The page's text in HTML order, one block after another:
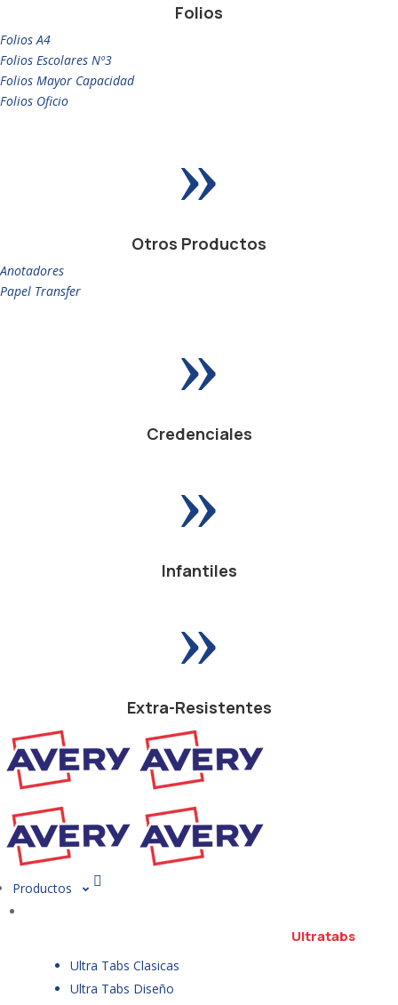
Folios
Folios A4
Folios Escolares Nº3
Folios Mayor Capacidad
Folios Oficio
»
Otros Productos
Anotadores
Papel Transfer
»
Credenciales
»
Infantiles
»
Extra-Resistentes
Productos
Ultratabs
Ultra Tabs Clasicas
Ultra Tabs Diseño